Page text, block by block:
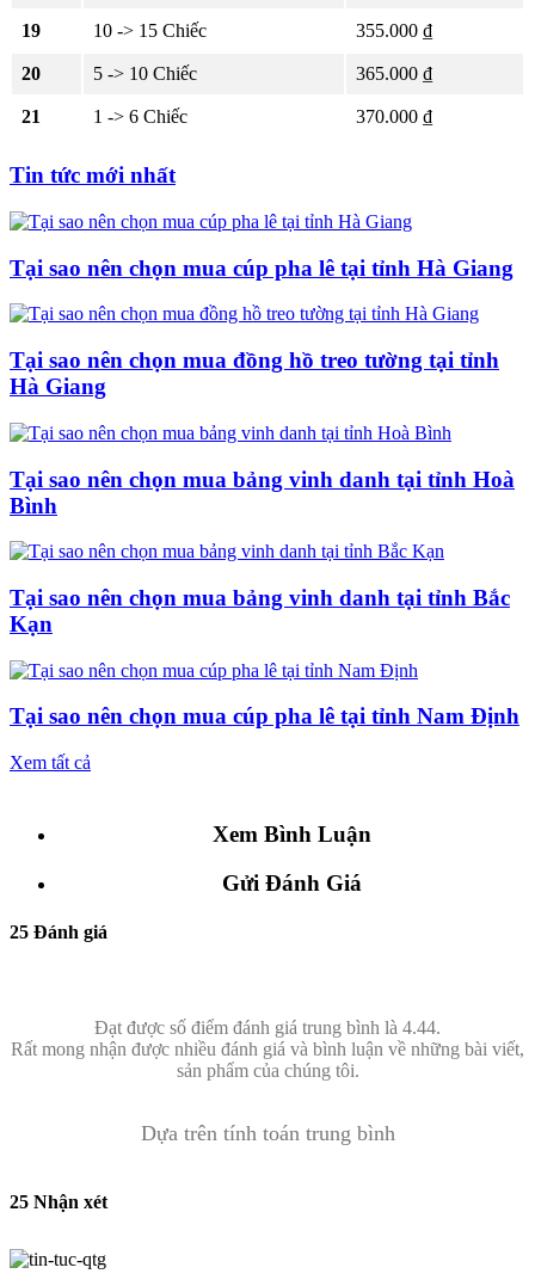
19 10 -> 15 Chiếc 355.000 ₫
20 5 -> 10 Chiếc 365.000 ₫
21 1 -> 6 Chiếc 370.000 ₫
Tin tức mới nhất
Tại sao nên chọn mua cúp pha lê tại tỉnh Hà Giang
Tại sao nên chọn mua đồng hồ treo tường tại tỉnh
Hà Giang
Tại sao nên chọn mua bảng vinh danh tại tỉnh Hoà
Bình
Tại sao nên chọn mua bảng vinh danh tại tỉnh Bắc
Kạn
Tại sao nên chọn mua cúp pha lê tại tỉnh Nam Định
Xem tất cả
Xem Bình Luận
Gửi Đánh Giá
25 Đánh giá
Đạt được số điểm đánh giá trung bình là 4.44.
Rất mong nhận được nhiều đánh giá và bình luận về những bài viết,
sản phẩm của chúng tôi.
Dựa trên tính toán trung bình
25 Nhận xét